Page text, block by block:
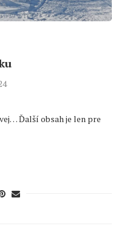
Ďalší obsah je len pre